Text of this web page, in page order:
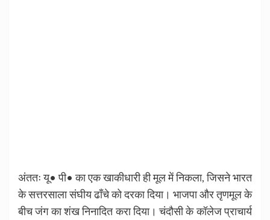
अंततः यू• पी• का एक खाकीधारी ही मूल में निकला, जिसने भारत
के सत्तरसाला संघीय ढाँचे को दरका दिया। भाजपा और तृणमूल के
बीच जंग का शंख निनादित करा दिया। चंदौसी के कॉलेज प्राचार्य